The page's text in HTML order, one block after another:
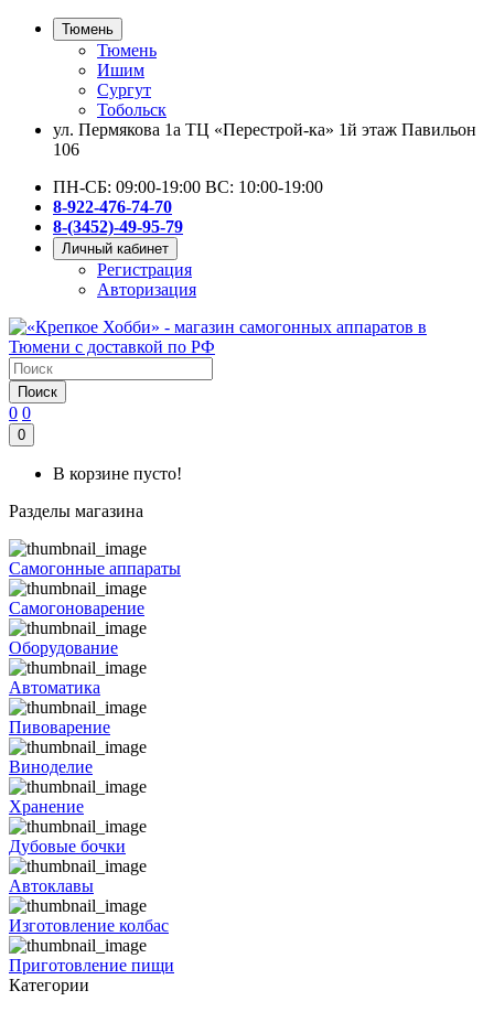
Тюмень
Тюмень
Ишим
Сургут
Тобольск
ул. Пермякова 1а ТЦ «Перестрой-ка» 1й этаж Павильон
106
ПН-СБ: 09:00-19:00 ВС: 10:00-19:00
8-922-476-74-70
8-(3452)-49-95-79
Личный кабинет
Регистрация
Авторизация
Поиск
0 0
0
В корзине пусто!
Разделы магазина
Самогонные аппараты
Самогоноварение
Оборудование
Автоматика
Пивоварение
Виноделие
Хранение
Дубовые бочки
Автоклавы
Изготовление колбас
Приготовление пищи
Категории